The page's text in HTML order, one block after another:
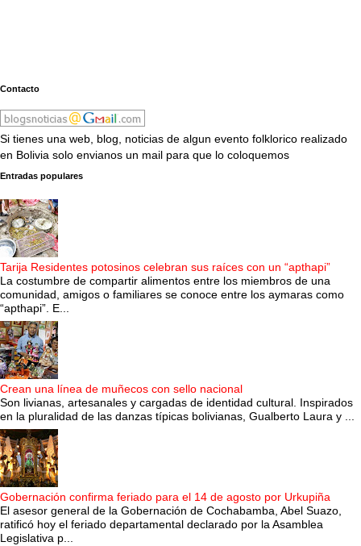
Contacto
Si tienes una web, blog, noticias de algun evento folklorico realizado
en Bolivia solo envianos un mail para que lo coloquemos
Entradas populares
Tarija Residentes potosinos celebran sus raíces con un “apthapi”
La costumbre de compartir alimentos entre los miembros de una
comunidad, amigos o familiares se conoce entre los aymaras como
“apthapi”. E...
Crean una línea de muñecos con sello nacional
Son livianas, artesanales y cargadas de identidad cultural. Inspirados
en la pluralidad de las danzas típicas bolivianas, Gualberto Laura y ...
Gobernación confirma feriado para el 14 de agosto por Urkupiña
El asesor general de la Gobernación de Cochabamba, Abel Suazo,
ratificó hoy el feriado departamental declarado por la Asamblea
Legislativa p...